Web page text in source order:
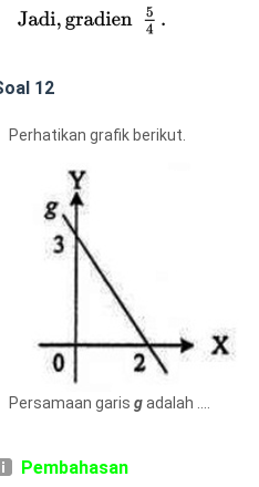
12
Perhatikan grafik berikut.
Persamaan garis gadalah ....
Pembahasan